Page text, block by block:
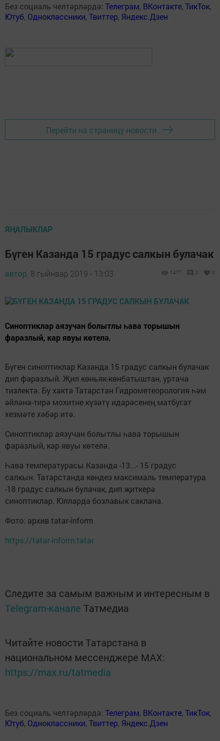
Без социаль челтәрләрдә: Телеграм, ВКонтакте,ТикТок,
Ютуб, Одноклассники,Твиттер, Яндекс.Дзен
Перейти на страницу новости
ЯҢАЛЫКЛАР
Бүген Казанда 15 градус салкын булачак
автор, 8 гыйнвар 2019 - 13:03 1477 0 0
Синоптиклар аязучан болытлы һава торышын
фаразлый, кар явуы көтелә.
Бүген синоптиклар Казанда 15 градус салкын булачак
дип фаразлый. Җил көньяк-көнбатыштан, уртача
тизлектә. Бу хакта Татарстан Гидрометеорология һәм
әйләнә-тирә мохитне күзәтү идарәсенең матбугат
хезмәте хәбәр итә.
Синоптиклар аязучан болытлы һава торышын
фаразлый, кар явуы көтелә.
Һава температурасы Казанда -13...- 15 градус
салкын. Татарстанда көндез максималь температура
-18 градус салкын булачак, дип җиткерә
синоптиклар. Юлларда бозлавык саклана.
Фото: архив tatar-inform
https://tatar-inform.tatar
Следите за самым важным и интересным в
Telegram-канале Татмедиа
Читайте новости Татарстана в
национальном мессенджере MАХ:
https://max.ru/tatmedia
Без социаль челтәрләрдә: Телеграм, ВКонтакте,ТикТок,
Ютуб, Одноклассники,Твиттер, Яндекс.Дзен